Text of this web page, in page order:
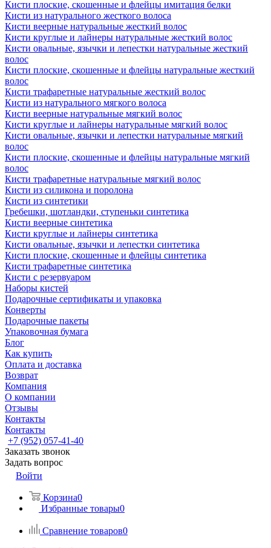
Кисти плоские, скошенные и флейцы имитация белки
Кисти из натурального жесткого волоса
Кисти веерные натуральные жесткий волос
Кисти круглые и лайнеры натуральные жесткий волос
Кисти овальные, язычки и лепестки натуральные жесткий
волос
Кисти плоские, скошенные и флейцы натуральные жесткий
волос
Кисти трафаретные натуральные жесткий волос
Кисти из натурального мягкого волоса
Кисти веерные натуральные мягкий волос
Кисти круглые и лайнеры натуральные мягкий волос
Кисти овальные, язычки и лепестки натуральные мягкий
волос
Кисти плоские, скошенные и флейцы натуральные мягкий
волос
Кисти трафаретные натуральные мягкий волос
Кисти из силикона и поролона
Кисти из синтетики
Гребешки, шотландки, ступеньки синтетика
Кисти веерные синтетика
Кисти круглые и лайнеры синтетика
Кисти овальные, язычки и лепестки синтетика
Кисти плоские, скошенные и флейцы синтетика
Кисти трафаретные синтетика
Кисти с резервуаром
Наборы кистей
Подарочные сертификаты и упаковка
Конверты
Подарочные пакеты
Упаковочная бумага
Блог
Как купить
Оплата и доставка
Возврат
Компания
О компании
Отзывы
Контакты
Контакты
+7 (952) 057-41-40
Заказать звонок
Задать вопрос
Войти
Корзина0
Избранные товары0
Сравнение товаров0